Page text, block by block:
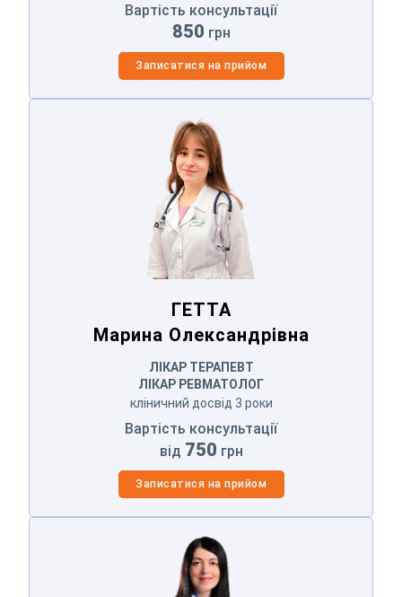
Вартість консультації
850 грн
Записатися на прийом
ГЕТТА
Марина Олександрівна
ГЕТТА
Марина Олександрівна
ЛІКАР ТЕРАПЕВТ
ЛІКАР РЕВМАТОЛОГ
кліничний досвід 3 роки
Вартість консультації
від 750 грн
Записатися на прийом
АРСІЄНКО